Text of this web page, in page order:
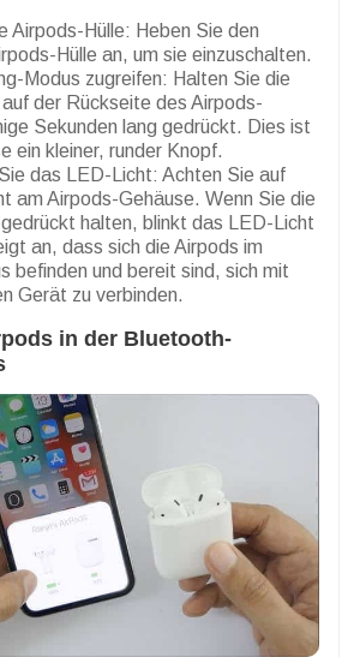
Airpods-Hülle: Heben Sie den
Hülle an, um sie einzuschalten.
Modus zugreifen: Halten Sie die
der Rückseite des Airpods-
Sekunden lang gedrückt. Dies ist
ein kleiner, runder Knopf.
das LED-Licht: Achten Sie auf
am Airpods-Gehäuse. Wenn Sie die
halten, blinkt das LED-Licht
an, dass sich die Airpods im
befinden und bereit sind, sich mit
Gerät zu verbinden.
in der Bluetooth-